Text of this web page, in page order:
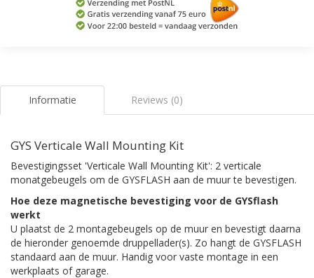
Informatie Reviews (0)
GYS Verticale Wall Mounting Kit
Bevestigingsset 'Verticale Wall Mounting Kit': 2 verticale
monatgebeugels om de GYSFLASH aan de muur te bevestigen.
Hoe deze magnetische bevestiging voor de GYSflash
werkt
U plaatst de 2 montagebeugels op de muur en bevestigt daarna
de hieronder genoemde druppellader(s). Zo hangt de GYSFLASH
standaard aan de muur. Handig voor vaste montage in een
werkplaats of garage.